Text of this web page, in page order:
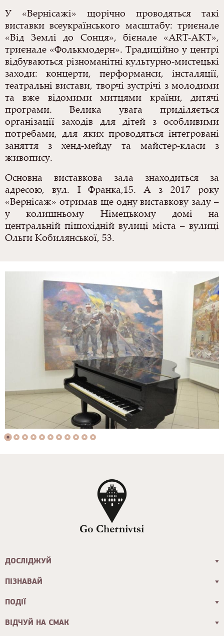
У «Вернісажі» щорічно проводяться такі
виставки всеукраїнського масштабу: триєнале
«Від Землі до Сонця», бієнале «ART-AKT»,
триєнале «Фолькмодерн». Традиційно у центрі
відбуваються різноманітні культурно-мистецькі
заходи: концерти, перформанси, інсталяції,
театральні вистави, творчі зустрічі з молодими
та вже відомими митцями країни, дитячі
програми. Велика увага приділяється
організації заходів для дітей з особливими
потребами, для яких проводяться інтегровані
заняття з хенд-мейду та майстер-класи з
живопису.
Основна виставкова зала знаходиться за
адресою, вул. І Франка,15. А з 2017 року
«Вернісаж» отримав ще одну виставкову залу –
у колишньому Німецькому домі на
центральній пішохідній вулиці міста – вулиці
Ольги Кобилянської, 53.
ДОСЛІДЖУЙ
ПІЗНАВАЙ
ПОДІЇ
ВІДЧУЙ НА СМАК